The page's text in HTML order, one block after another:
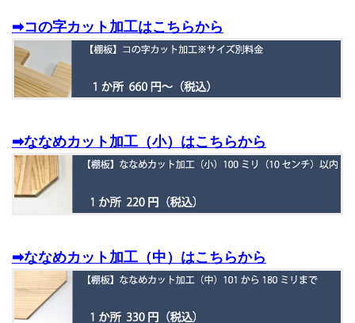
➡コの字カット加工はこちらから
➡ななめカット加工（小）はこちらから
➡ななめカット加工（中）はこちらから